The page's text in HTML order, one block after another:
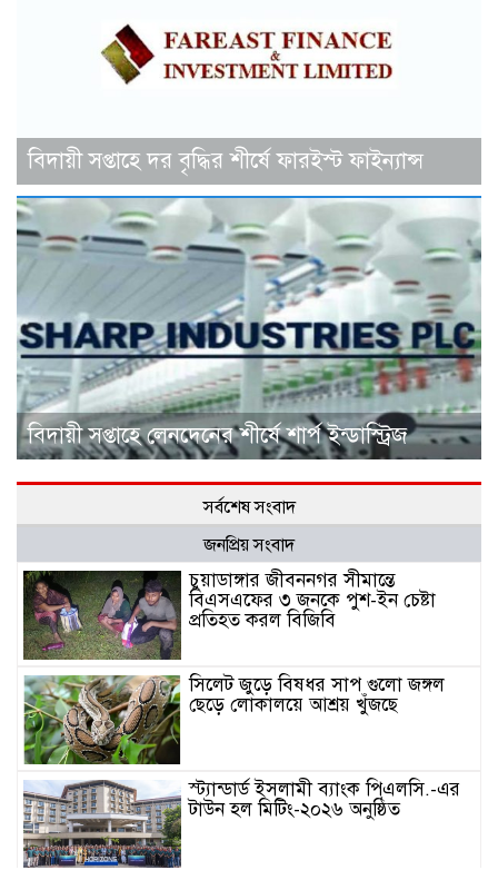
বিদায়ী সপ্তাহে দর বৃদ্ধির শীর্ষে ফারইস্ট ফাইন্যান্স
বিদায়ী সপ্তাহে লেনদেনের শীর্ষে শার্প ইন্ডাস্ট্রিজ
সর্বশেষ সংবাদ
জনপ্রিয় সংবাদ
চুয়াডাঙ্গার জীবননগর সীমান্তে
বিএসএফের ৩ জনকে পুশ-ইন চেষ্টা
প্রতিহত করল বিজিবি
সিলেট জুড়ে বিষধর সাপ গুলো জঙ্গল
ছেড়ে লোকালয়ে আশ্রয় খুঁজছে
স্ট্যান্ডার্ড ইসলামী ব্যাংক পিএলসি.-এর
টাউন হল মিটিং-২০২৬ অনুষ্ঠিত